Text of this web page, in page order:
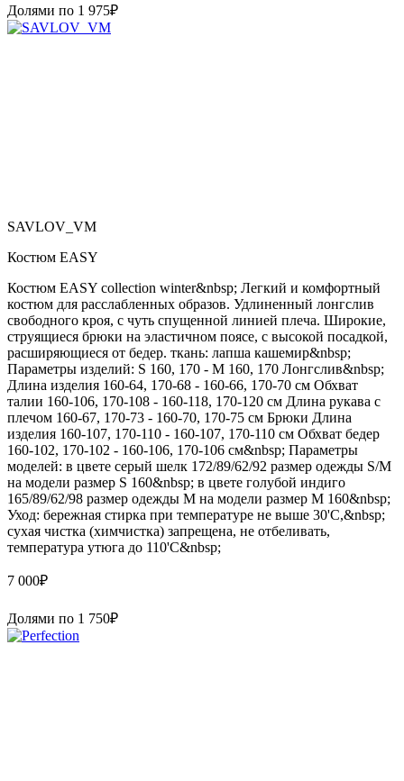
Долями по 1 975₽
SAVLOV_VM
Костюм EASY
Костюм EASY collection winter&nbsp; Легкий и комфортный
костюм для расслабленных образов. Удлиненный лонгслив
свободного кроя, с чуть спущенной линией плеча. Широкие,
струящиеся брюки на эластичном поясе, с высокой посадкой,
расширяющиеся от бедер. ткань: лапша кашемир&nbsp;
Параметры изделий: S 160, 170 - M 160, 170 Лонгслив&nbsp;
Длина изделия 160-64, 170-68 - 160-66, 170-70 см Обхват
талии 160-106, 170-108 - 160-118, 170-120 см Длина рукава с
плечом 160-67, 170-73 - 160-70, 170-75 см Брюки Длина
изделия 160-107, 170-110 - 160-107, 170-110 см Обхват бедер
160-102, 170-102 - 160-106, 170-106 см&nbsp; Параметры
моделей: в цвете серый шелк 172/89/62/92 размер одежды S/M
на модели размер S 160&nbsp; в цвете голубой индиго
165/89/62/98 размер одежды M на модели размер M 160&nbsp;
Уход: бережная стирка при температуре не выше 30'C,&nbsp;
сухая чистка (химчистка) запрещена, не отбеливать,
температура утюга до 110'C&nbsp;
7 000₽
Долями по 1 750₽